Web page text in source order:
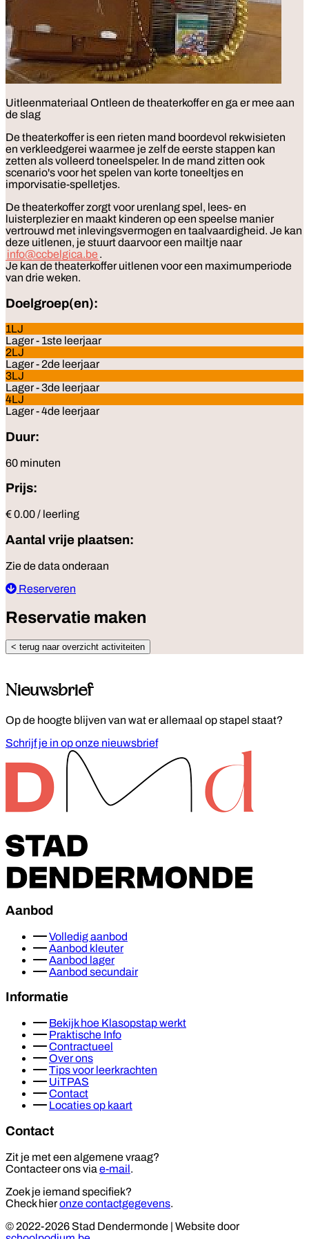
Uitleenmateriaal Ontleen de theaterkoffer en ga er mee aan
de slag
De theaterkoffer is een rieten mand boordevol rekwisieten
en verkleedgerei waarmee je zelf de eerste stappen kan
zetten als volleerd toneelspeler. In de mand zitten ook
scenario's voor het spelen van korte toneeltjes en
imporvisatie-spelletjes.
De theaterkoffer zorgt voor urenlang spel, lees- en
luisterplezier en maakt kinderen op een speelse manier
vertrouwd met inlevingsvermogen en taalvaardigheid. Je kan
deze uitlenen, je stuurt daarvoor een mailtje naar
info@ccbelgica.be .
Je kan de theaterkoffer uitlenen voor een maximumperiode
van drie weken.
Doelgroep(en):
1LJ
Lager - 1ste leerjaar
2LJ
Lager - 2de leerjaar
3LJ
Lager - 3de leerjaar
4LJ
Lager - 4de leerjaar
Duur:
60 minuten
Prijs:
€ 0.00 / leerling
Aantal vrije plaatsen:
Zie de data onderaan
Reserveren
Reservatie maken
< terug naar overzicht activiteiten
Nieuwsbrief
Op de hoogte blijven van wat er allemaal op stapel staat?
Schrijf je in op onze nieuwsbrief
Aanbod
Volledig aanbod
Aanbod kleuter
Aanbod lager
Aanbod secundair
Informatie
Bekijk hoe Klasopstap werkt
Praktische Info
Contractueel
Over ons
Tips voor leerkrachten
UiTPAS
Contact
Locaties op kaart
Contact
Zit je met een algemene vraag?
Contacteer ons via e-mail.
Zoek je iemand specifiek?
Check hieronze contactgegevens.
© 2022-2026 Stad Dendermonde | Website door